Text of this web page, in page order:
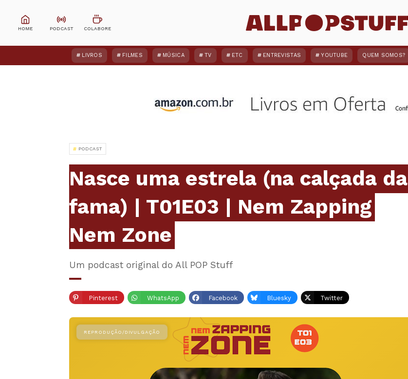
LIVROS FILMES MÚSICA TV ETC ENTREVISTAS YOUTUBE QUEM SOMOS?
PODCAST
Nasce uma estrela (na calçada da
fama) | T01E03 | Nem Zapping
Nem Zone
Um podcast original do All POP Stuff
Pinterest WhatsApp Facebook Bluesky Twitter